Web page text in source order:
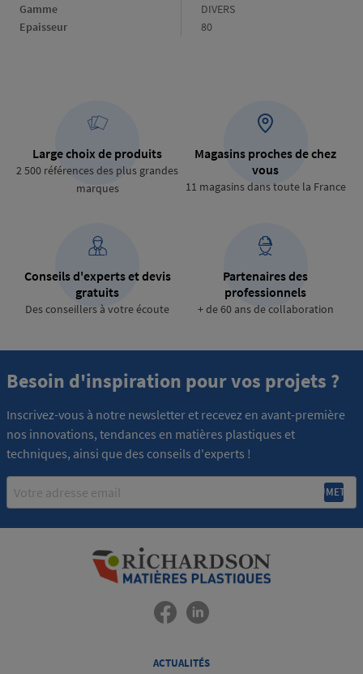
Gamme Gamme
DIVERS
Epaisseur
Epaisseur
80
Large choix de produits
2 500 références des plus grandes
marques
Magasins proches de chez
vous
11 magasins dans toute la France
Conseils d'experts et devis
gratuits
Des conseillers à votre écoute
Partenaires des
professionnels
+ de 60 ans de collaboration
Besoin d'inspiration pour vos projets ?
Inscrivez-vous à notre newsletter et recevez en avant-première
nos innovations, tendances en matières plastiques et
techniques, ainsi que des conseils d'experts !
Email
ACTUALITÉS